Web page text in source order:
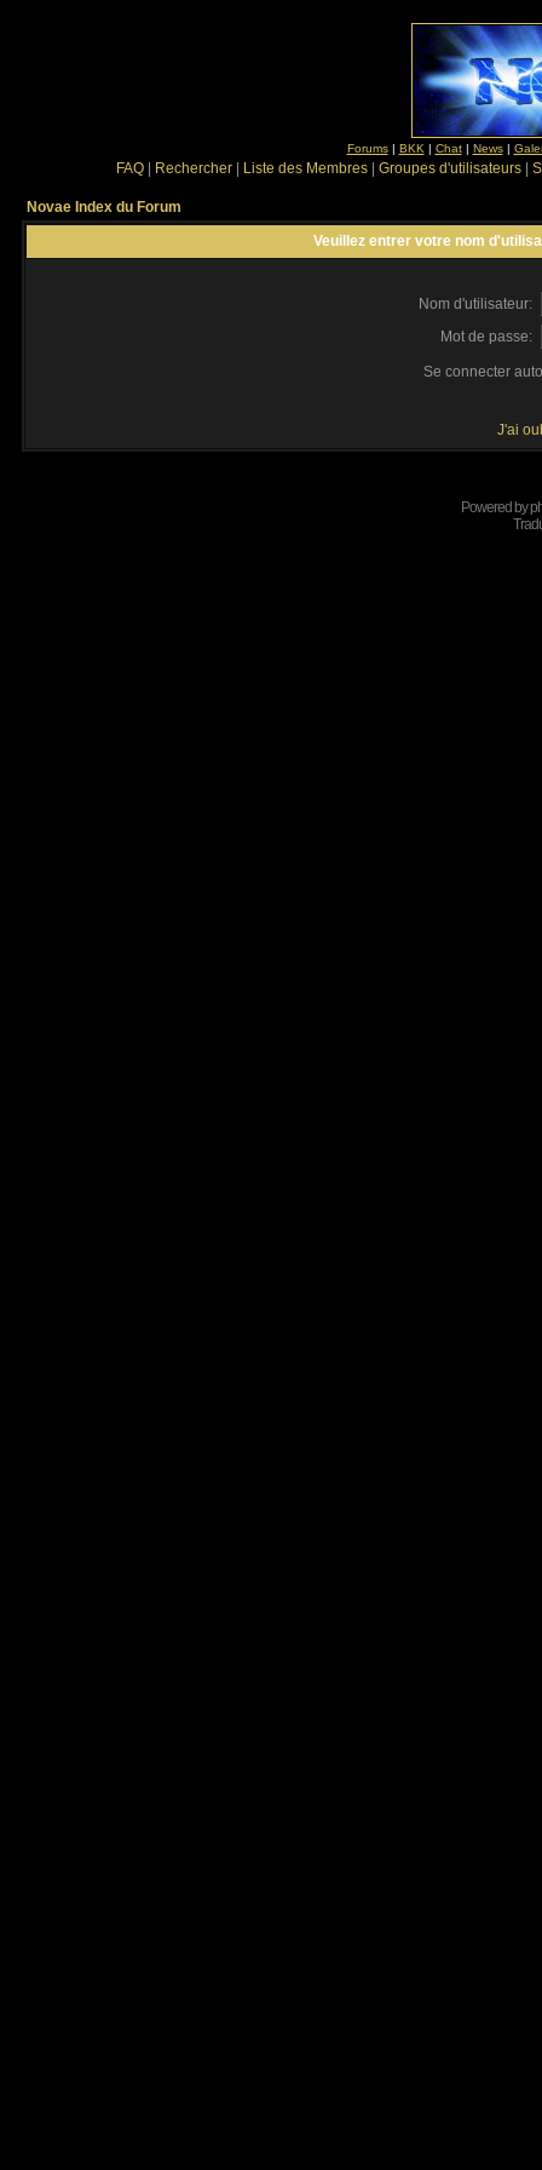
Forums| BKK | Chat| News|
FAQ Rechercher Liste des Membres Groupes d'utilisateurs
Novae Index du Forum
Veuillez entrer votre nom
Nom d'utilisateur:
Mot de passe:
Se connecter
J'ai
Powered by